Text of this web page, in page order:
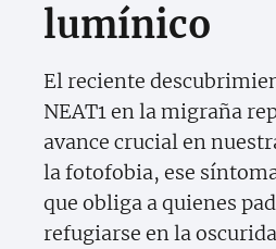
lumínico
El reciente
NEAT1 en la migraña
avance crucial en
la fotofobia, ese
que obliga a quienes
refugiarse en la